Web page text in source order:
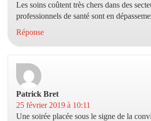
Les soins coûtent très chers dans des
professionnels de santé sont en
Réponse
Patrick Bret
25 février 2019 à 10:11
Une soirée placée sous le signe de la